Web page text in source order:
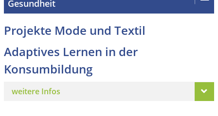
Gesundheit
Projekte Mode und Textil
Adaptives Lernen in der
Konsumbildung
weitere Infos